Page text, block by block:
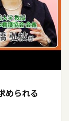
められる